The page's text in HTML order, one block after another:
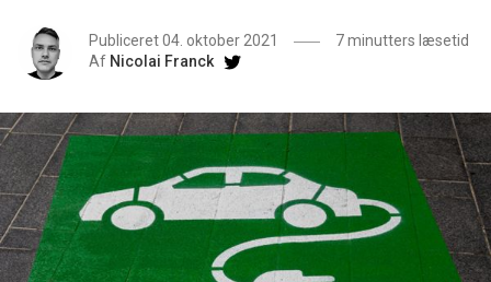
Publiceret 04. oktober 2021
7 minutters læsetid
Af Nicolai Franck